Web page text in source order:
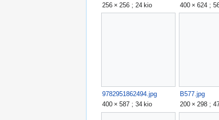
256 × 256 ; 24 kio
400 × 624 ;
9782951862494.jpg
400 × 587 ; 34 kio
B577.jpg
200 × 298 ;